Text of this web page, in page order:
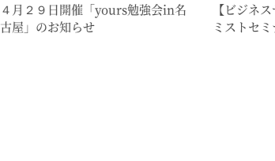
４月２９日開催「yours勉強会in名
古屋」のお知らせ
【ビジネ
ミストセ